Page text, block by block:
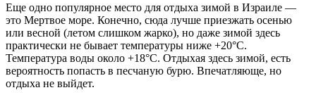
Еще одно популярное место для отдыха зимой в Израиле —
это Мертвое море. Конечно, сюда лучше приезжать осенью
или весной (летом слишком жарко), но даже зимой здесь
практически не бывает температуры ниже +20°C.
Температура воды около +18°C. Отдыхая здесь зимой, есть
вероятность попасть в песчаную бурю. Впечатляюще, но
отдыха не выйдет.